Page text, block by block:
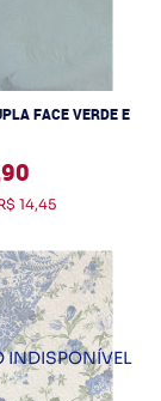
FACE VERDE E
14,45